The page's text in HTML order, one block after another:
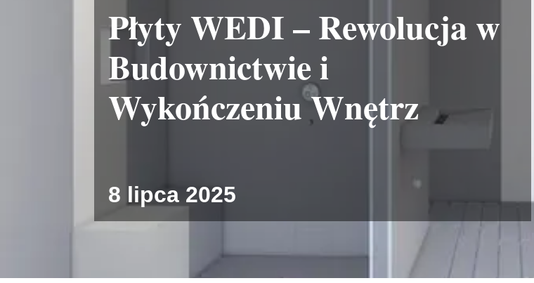
Płyty WEDI – Rewolucja w
Budownictwie i
Wykończeniu Wnętrz
8 lipca 2025